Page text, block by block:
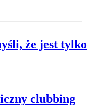
że jest tylko
clubbing